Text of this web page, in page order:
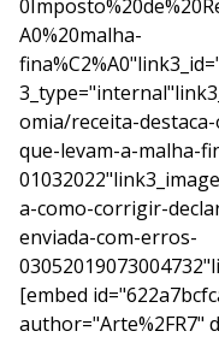
A0%20malha-
omia/receita-
que-levam-a-malha-
a-como-corrigir-
enviada-com-erros-
[embed
author="Arte%2FR7"